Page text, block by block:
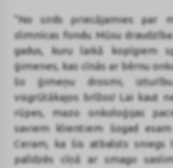
“No sirds priecājamies par
slimnīcas fondu. Mūsu
gadus, kuru laikā kopīgiem
ģimenes, kas cīnās ar bērnu
šo ģimeņu drosmi,
visgrūtākajos brīžos! Lai kaut
rūpes, mazo onkoloģijas
saviem klientiem šogad
Ceram, ka šis atbalsts sniegs
palīdzēs cīņā ar smago